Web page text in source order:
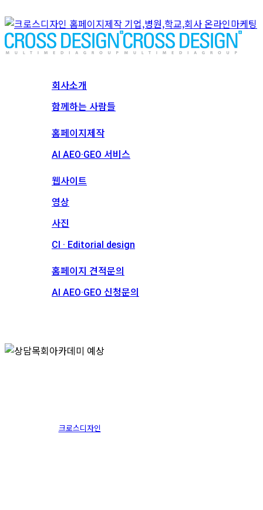
회사소개
함께하는 사람들
홈페이지제작
AI AEO·GEO 서비스
웹사이트
영상
사진
CI · Editorial design
홈페이지 견적문의
AI AEO·GEO 신청문의
크로스디자인